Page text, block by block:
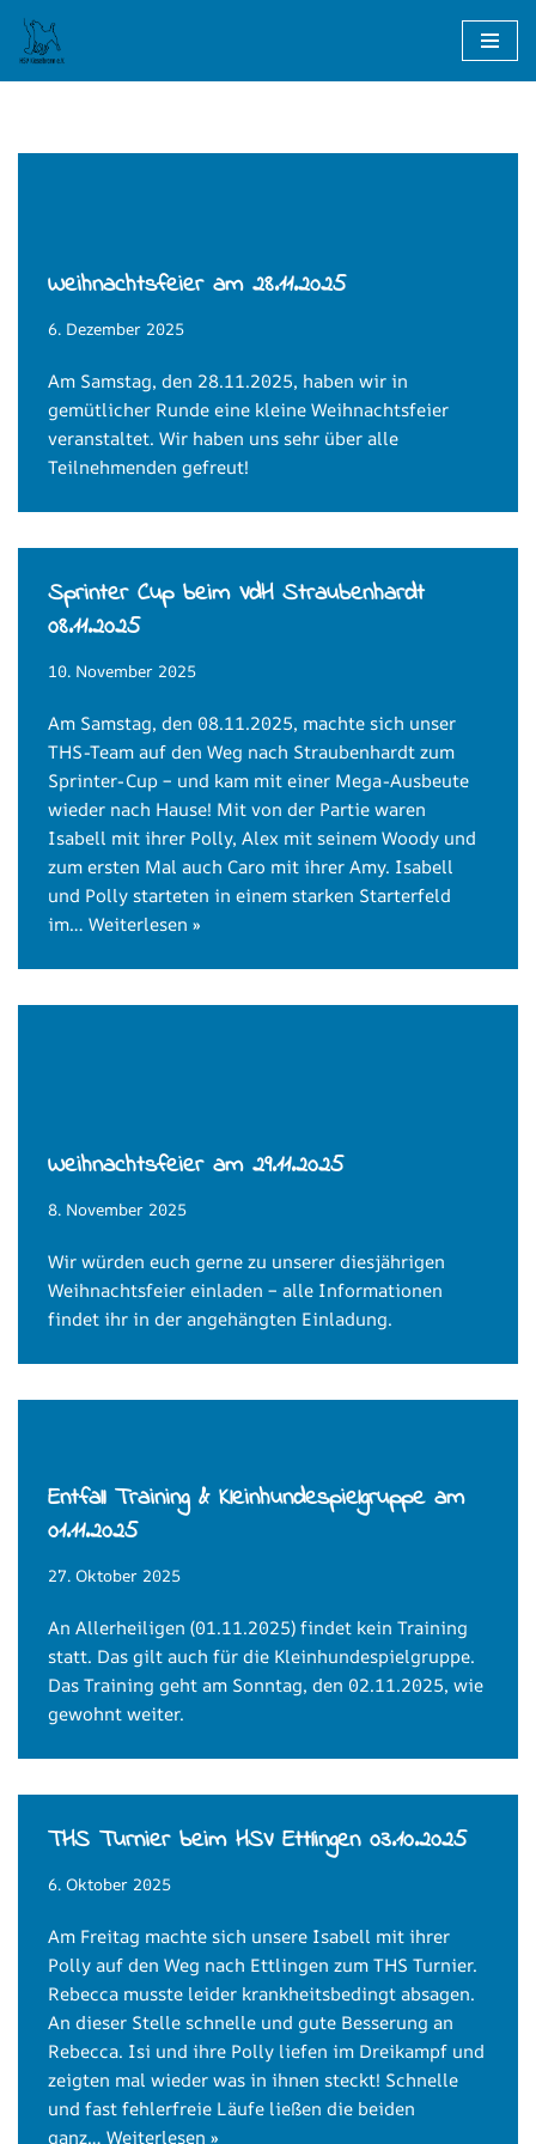
Zum
Weihnachtsfeier am 28.11.2025
6. Dezember 2025
Am Samstag, den 28.11.2025, haben wir in
gemütlicher Runde eine kleine Weihnachtsfeier
veranstaltet. Wir haben uns sehr über alle
Teilnehmenden gefreut!
Sprinter Cup beim VdH Straubenhardt
08.11.2025
10. November 2025
Am Samstag, den 08.11.2025, machte sich unser
THS-Team auf den Weg nach Straubenhardt zum
Sprinter-Cup – und kam mit einer Mega-Ausbeute
wieder nach Hause! Mit von der Partie waren
Isabell mit ihrer Polly, Alex mit seinem Woody und
zum ersten Mal auch Caro mit ihrer Amy. Isabell
und Polly starteten in einem starken Starterfeld
im… Weiterlesen »
Weihnachtsfeier am 29.11.2025
8. November 2025
Wir würden euch gerne zu unserer diesjährigen
Weihnachtsfeier einladen – alle Informationen
findet ihr in der angehängten Einladung.
Entfall Training & Kleinhundespielgruppe am
01.11.2025
27. Oktober 2025
An Allerheiligen (01.11.2025) findet kein Training
statt. Das gilt auch für die Kleinhundespielgruppe.
Das Training geht am Sonntag, den 02.11.2025, wie
gewohnt weiter.
THS Turnier beim HSV Ettlingen 03.10.2025
6. Oktober 2025
Am Freitag machte sich unsere Isabell mit ihrer
Polly auf den Weg nach Ettlingen zum THS Turnier.
Rebecca musste leider krankheitsbedingt absagen.
An dieser Stelle schnelle und gute Besserung an
Rebecca. Isi und ihre Polly liefen im Dreikampf und
zeigten mal wieder was in ihnen steckt! Schnelle
und fast fehlerfreie Läufe ließen die beiden
ganz… Weiterlesen »